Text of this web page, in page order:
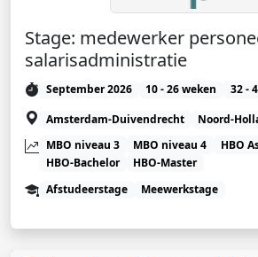
Stage: medewerker
salarisadministratie
September 2026 10 - 26 weken
32 -
Amsterdam-Duivendrecht
Noord-
MBO niveau 3
MBO niveau 4
HBO
HBO-Bachelor
HBO-Master
Afstudeerstage
Meewerkstage